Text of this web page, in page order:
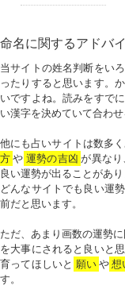
命名に関するアドバ
当サイトの姓名判断をい
ったりすると思います。
いですよね。読みをすで
い漢字を決めていて合わ
他にも占いサイトは数多
方 や 運勢の吉凶 が異な
良い運勢が出ることがあり
どんなサイトでも良い運
前だと思います。
ただ、あまり画数の運勢
を大事にされると良いと
育ってほしいと 願い や 想
す。